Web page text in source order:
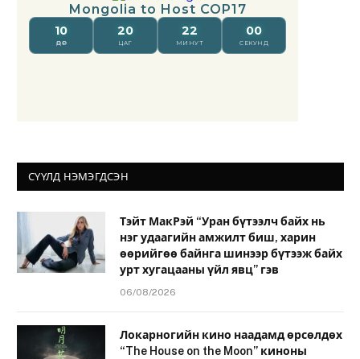
СҮҮЛД НЭМЭГДСЭН
Тэйт МакРэй “Уран бүтээлч байх нь
нэг удаагийн амжилт биш, харин
өөрийгөө байнга шинээр бүтээж байх
урт хугацааны үйл явц” гэв
06/08/2026
Локарногийн кино наадамд өрсөлдөх
“The House on the Moon” киноны